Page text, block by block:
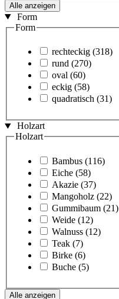
Alle anzeigen
Form
Form
rechteckig (318)
rund (270)
oval (60)
eckig (58)
quadratisch (31)
Holzart
Holzart
Bambus (116)
Eiche (58)
Akazie (37)
Mangoholz (22)
Gummibaum (21)
Weide (12)
Walnuss (12)
Teak (7)
Birke (6)
Buche (5)
Alle anzeigen